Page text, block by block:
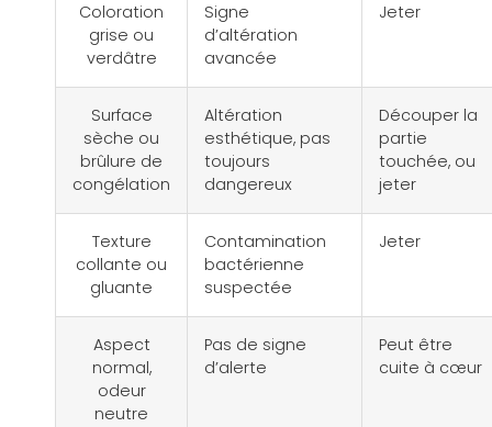
Coloration
grise ou
verdâtre
Signe
d’altération
avancée
Jeter
Surface
sèche ou
brûlure de
congélation
Altération
esthétique, pas
toujours
dangereux
Découper la
partie
touchée, ou
jeter
Texture
collante ou
gluante
Contamination
bactérienne
suspectée
Jeter
Aspect
normal,
odeur
neutre
Pas de signe
d’alerte
Peut être
cuite à cœur